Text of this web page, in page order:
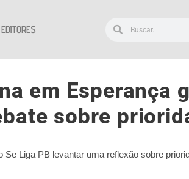
EDITORES
em Esperança
sobre
Liga PB levantar uma reflexão sobre